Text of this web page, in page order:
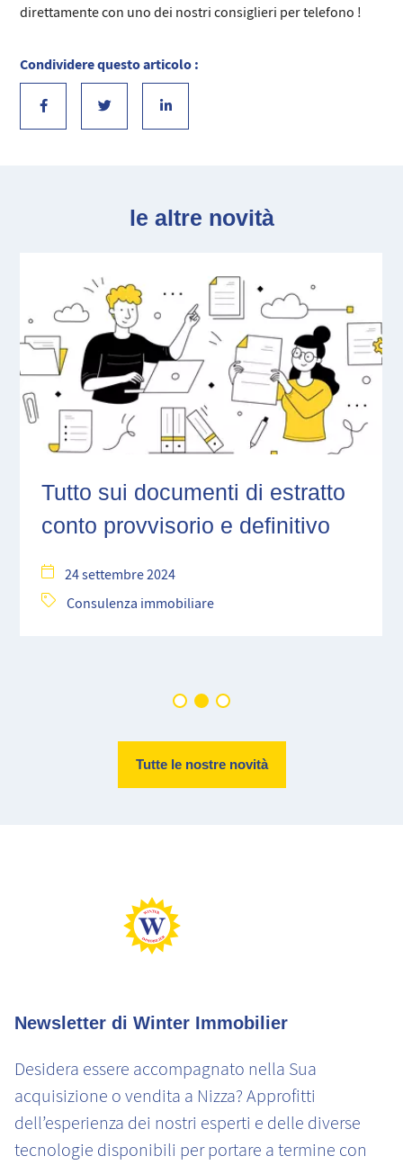
direttamente con uno dei nostri consiglieri per telefono !
Condividere questo articolo :
le altre novità
Tutto sui documenti di estratto
conto provvisorio e definitivo
24 settembre 2024
Consulenza immobiliare
Tutte le nostre novità
Newsletter di Winter Immobilier
Desidera essere accompagnato nella Sua
acquisizione o vendita a Nizza? Approfitti
dell’esperienza dei nostri esperti e delle diverse
tecnologie disponibili per portare a termine con